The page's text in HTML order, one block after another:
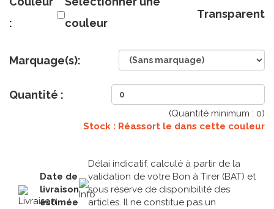
:
couleur
Transparent
Marquage(s):
Quantité :
(Quantité minimum : 0)
Stock : Réassort le dans cette couleur
Date de
livraison
estimée
Délai indicatif, calculé à partir de la
validation de votre Bon à Tirer (BAT) et
sous réserve de disponibilité des
articles. Il ne constitue pas un